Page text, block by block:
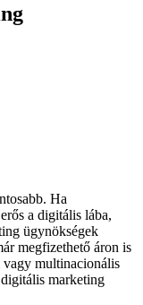
Ha
a digitális lába,
ügynökségek
megfizethető áron is
multinacionális
marketing